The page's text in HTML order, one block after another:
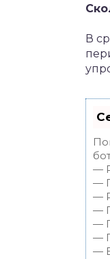
В
—
—
—
—
—
—
—